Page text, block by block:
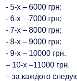
- 5-х – 6000 грн;
- 6-х – 7000 грн;
- 7-х – 8000 грн;
- 8-х – 9000 грн;
- 9-х – 10000 грн.
– 10-х –11000 грн.
– за каждого